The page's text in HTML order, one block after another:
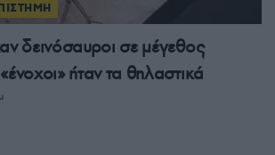
δεινόσαυροι σε μέγεθος
ήταν τα θηλαστικά